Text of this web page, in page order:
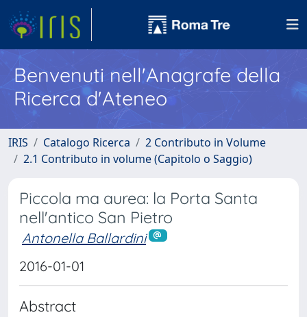
Benvenuti nell'Anagrafe della
Ricerca d'Ateneo
IRIS Catalogo Ricerca
2 Contributo in Volume
2.1 Contributo in volume (Capitolo o Saggio)
Piccola ma aurea: la Porta Santa
nell'antico San Pietro
Antonella Ballardini
2016-01-01
Abstract